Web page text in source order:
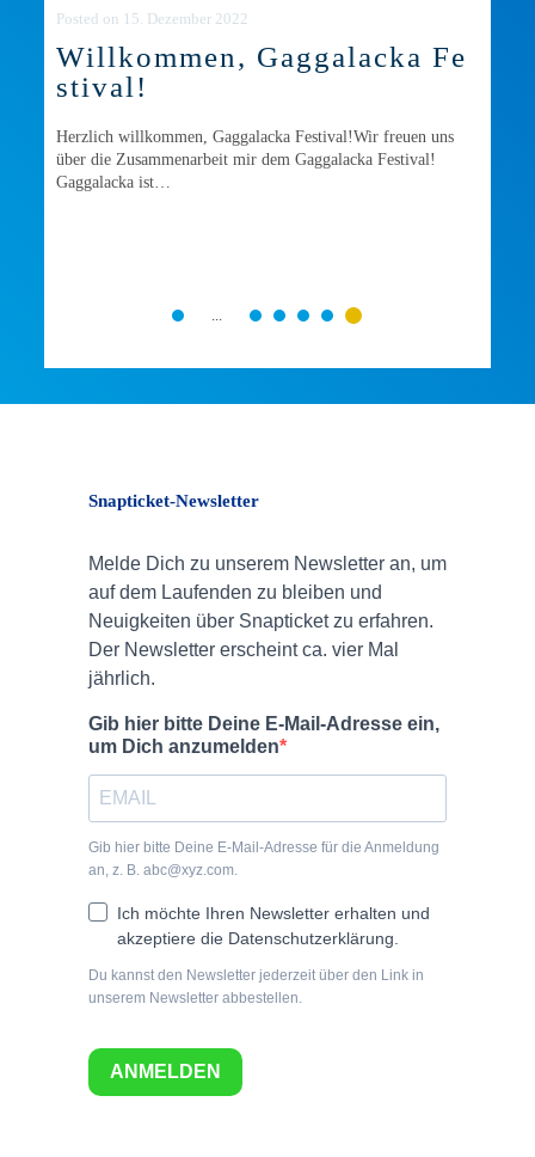
Posted on 15. Dezember 2022
Willkommen, Gaggalacka Fe
stival!
Herzlich willkommen, Gaggalacka Festival!Wir freuen uns
über die Zusammenarbeit mir dem Gaggalacka Festival!
Gaggalacka ist…
...
Snapticket-Newsletter
Melde Dich zu unserem Newsletter an, um
auf dem Laufenden zu bleiben und
Neuigkeiten über Snapticket zu erfahren.
Der Newsletter erscheint ca. vier Mal
jährlich.
Gib hier bitte Deine E-Mail-Adresse ein,
um Dich anzumelden
Gib hier bitte Deine E-Mail-Adresse für die Anmeldung
an, z. B. abc@xyz.com.
Ich möchte Ihren Newsletter erhalten und
akzeptiere die Datenschutzerklärung.
Du kannst den Newsletter jederzeit über den Link in
unserem Newsletter abbestellen.
ANMELDEN